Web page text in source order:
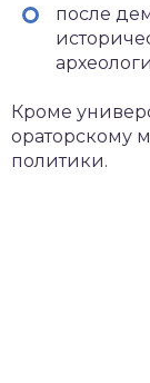
после
Кроме
ораторскому
политики.